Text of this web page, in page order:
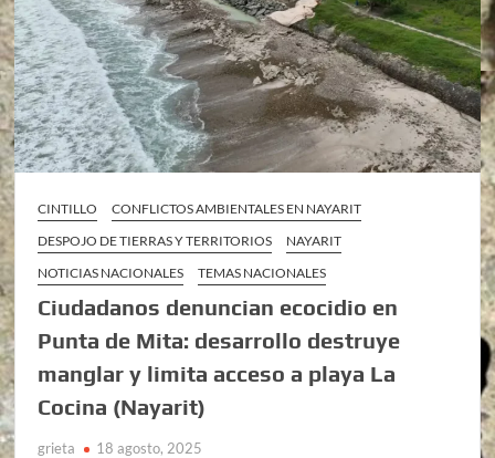
CINTILLO
CONFLICTOS AMBIENTALES EN NAYARIT
DESPOJO DE TIERRAS Y TERRITORIOS
NAYARIT
NOTICIAS NACIONALES
TEMAS NACIONALES
Ciudadanos denuncian ecocidio en
Punta de Mita: desarrollo destruye
manglar y limita acceso a playa La
Cocina (Nayarit)
grieta 18 agosto, 2025